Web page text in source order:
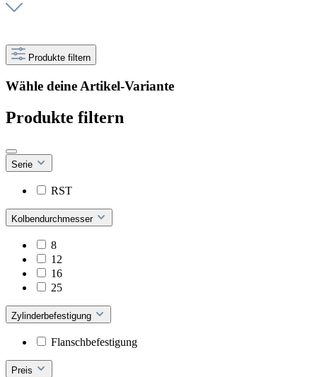
Produkte filtern
Wähle deine Artikel-Variante
Produkte filtern
Serie
RST
Kolbendurchmesser
8
12
16
25
Zylinderbefestigung
Flanschbefestigung
Preis